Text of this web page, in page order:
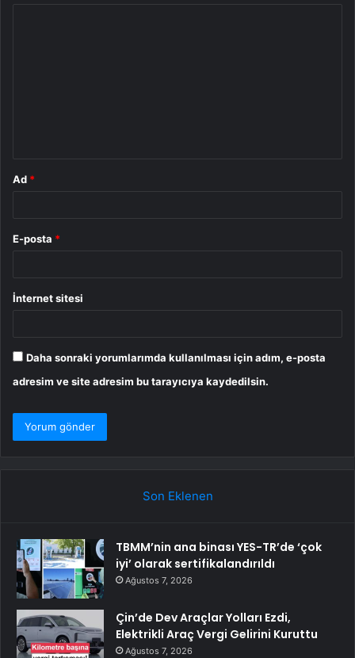
Ad *
E-posta *
İnternet sitesi
Daha sonraki yorumlarımda kullanılması için adım, e-posta
adresim ve site adresim bu tarayıcıya kaydedilsin.
Son Eklenen
TBMM’nin ana binası YES-TR’de ‘çok
iyi’ olarak sertifikalandırıldı
Ağustos 7, 2026
Çin’de Dev Araçlar Yolları Ezdi,
Elektrikli Araç Vergi Gelirini Kuruttu
Ağustos 7, 2026